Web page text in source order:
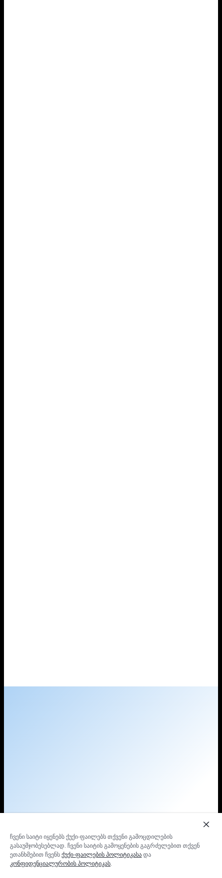
ჩვენი საიტი იყენებს ქუქი-ფაილებს თქვენი გამოცდილების
გასაუმჯობესებლად. ჩვენი საიტის გამოყენების გაგრძელებით თქვენ
ეთანხმებით ჩვენსქუქი-ფაილების პოლიტიკასადა
კონფიდენციალურობის პოლიტიკას.